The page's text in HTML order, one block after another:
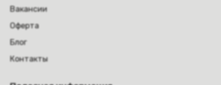
Вакансии
Оферта
Блог
Контакты